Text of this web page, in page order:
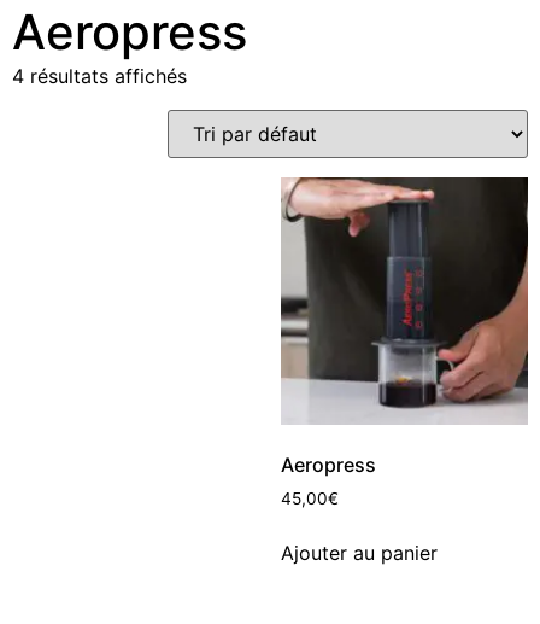
Aeropress
4 résultats affichés
Aeropress
45,00€
Ajouter au panier